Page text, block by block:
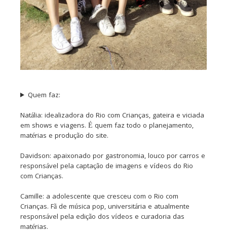
Quem faz:
Natália: idealizadora do Rio com Crianças, gateira e viciada
em shows e viagens. É quem faz todo o planejamento,
matérias e produção do site.
Davidson: apaixonado por gastronomia, louco por carros e
responsável pela captação de imagens e vídeos do Rio
com Crianças.
Camille: a adolescente que cresceu com o Rio com
Crianças. Fã de música pop, universitária e atualmente
responsável pela edição dos vídeos e curadoria das
matérias.